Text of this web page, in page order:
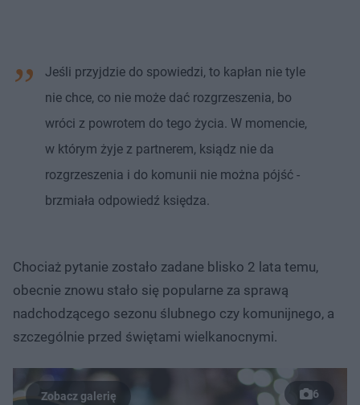
Jeśli przyjdzie do spowiedzi, to kapłan nie tyle
nie chce, co nie może dać rozgrzeszenia, bo
wróci z powrotem do tego życia. W momencie,
w którym żyje z partnerem, ksiądz nie da
rozgrzeszenia i do komunii nie można pójść -
brzmiała odpowiedź księdza.
Chociaż pytanie zostało zadane blisko 2 lata temu,
obecnie znowu stało się popularne za sprawą
nadchodzącego sezonu ślubnego czy komunijnego, a
szczególnie przed świętami wielkanocnymi.
6